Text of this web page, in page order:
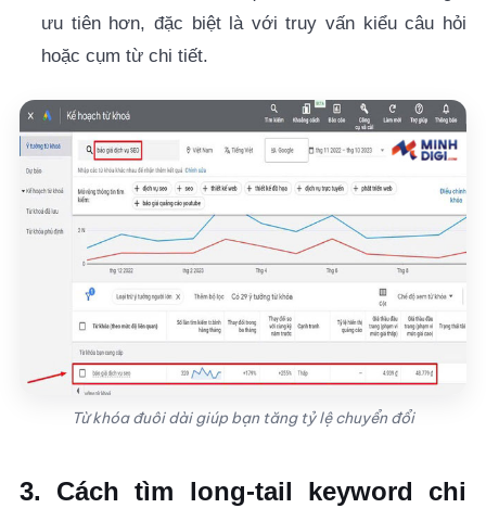
ưu tiên hơn, đặc biệt là với truy vấn kiểu câu hỏi
hoặc cụm từ chi tiết.
Từ khóa đuôi dài giúp bạn tăng tỷ lệ chuyển đổi
3. Cách tìm long-tail keyword chi